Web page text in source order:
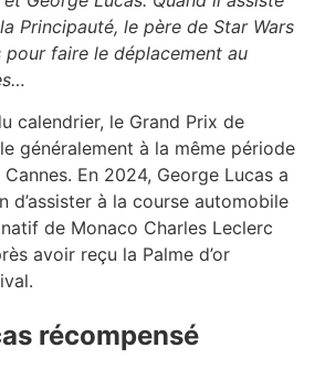
Principauté, le père de Star Wars
faire le déplacement au
calendrier, le Grand Prix de
généralement à la même période
En 2024, George Lucas a
d’assister à la course automobile
de Monaco Charles Leclerc
avoir reçu la Palme d’or
récompensé